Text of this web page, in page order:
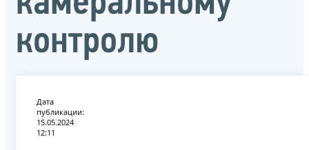
контролю
Дата
публикации:
15.05.2024
12:11